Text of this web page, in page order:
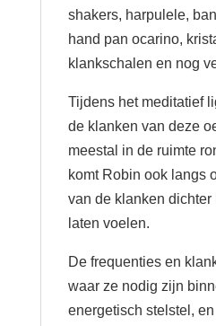
shakers, harpulele,
hand pan ocarino,
klankschalen en nog
Tijdens het meditatief
de klanken van deze
meestal in de ruimte
komt Robin ook langs
van de klanken
laten voelen.
De frequenties en
waar ze nodig zijn
energetisch stelstel,